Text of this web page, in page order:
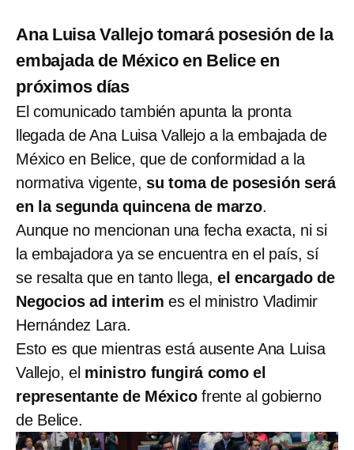
Ana Luisa Vallejo tomará posesión de la
embajada de México en Belice en
próximos días
El comunicado también apunta la pronta
llegada de Ana Luisa Vallejo a la embajada de
México en Belice, que de conformidad a la
normativa vigente, su toma de posesión será
en la segunda quincena de marzo.
Aunque no mencionan una fecha exacta, ni si
la embajadora ya se encuentra en el país, sí
se resalta que en tanto llega,el encargado de
Negocios ad interim es el ministro Vladimir
Hernández Lara.
Esto es que mientras está ausente Ana Luisa
Vallejo, el ministro fungirá como el
representante de Méxicofrente al gobierno
de Belice.